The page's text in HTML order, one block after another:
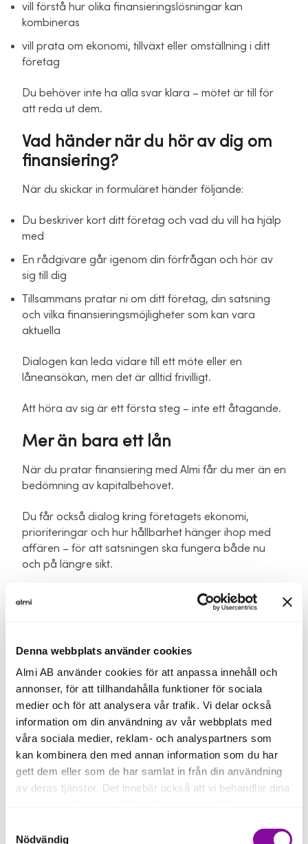
Denna webbplats använder cookies
Almi AB använder cookies för att anpassa innehåll och
annonser, för att tillhandahålla funktioner för sociala
medier och för att analysera vår trafik. Vi delar också
information om din användning av vår webbplats med
våra sociala medier, reklam- och analyspartners som
kan kombinera den med annan information som du har
gett dem eller som de har samlat in från din användning
av deras tjänster. Det innebär också att vi behandlar dina
Om du klickar på avvisa kommer användning av kakor
Nödvändig
vill förstå hur olika finansieringslösningar kan
kombineras
vill prata om ekonomi, tillväxt eller omställning i ditt
företag
Du behöver inte ha alla svar klara – mötet är till för
att reda ut dem.
Vad händer när du hör av dig om
finansiering?
När du skickar in formuläret händer följande:
Du beskriver kort ditt företag och vad du vill ha hjälp
med
En rådgivare går igenom din förfrågan och hör av
sig till dig
Tillsammans pratar ni om ditt företag, din satsning
och vilka finansieringsmöjligheter som kan vara
aktuella
Dialogen kan leda vidare till ett möte eller en
låneansökan, men det är alltid frivilligt.
Att höra av sig är ett första steg – inte ett åtagande.
Mer än bara ett lån
När du pratar finansiering med Almi får du mer än en
bedömning av kapitalbehovet.
Du får också dialog kring företagets ekonomi,
prioriteringar och hur hållbarhet hänger ihop med
affären – för att satsningen ska fungera både nu
och på längre sikt.
Vem kan boka möte om
Du kan boka möte om finansiering om du:
driver, eller planerar att starta, ett företag i Sverige
har upp till 250 anställda
vill växa, investera eller ställa om verksamheten
Privatpersoner kan inte ansöka om lån hos Almi.